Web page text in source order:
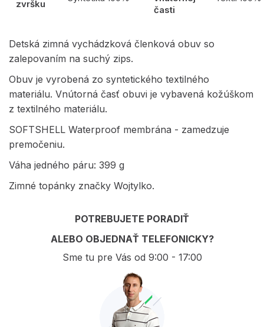
zvršku
časti
Detská zimná vychádzková členková obuv so
zalepovaním na suchý zips.
Obuv je vyrobená zo syntetického textilného
materiálu. Vnútorná časť obuvi je vybavená kožúškom
z textilného materiálu.
SOFTSHELL Waterproof membrána - zamedzuje
premočeniu.
Váha jedného páru: 399 g
Zimné topánky značky Wojtylko.
POTREBUJETE PORADIŤ
ALEBO OBJEDNAŤ TELEFONICKY?
Sme tu pre Vás od 9:00 - 17:00